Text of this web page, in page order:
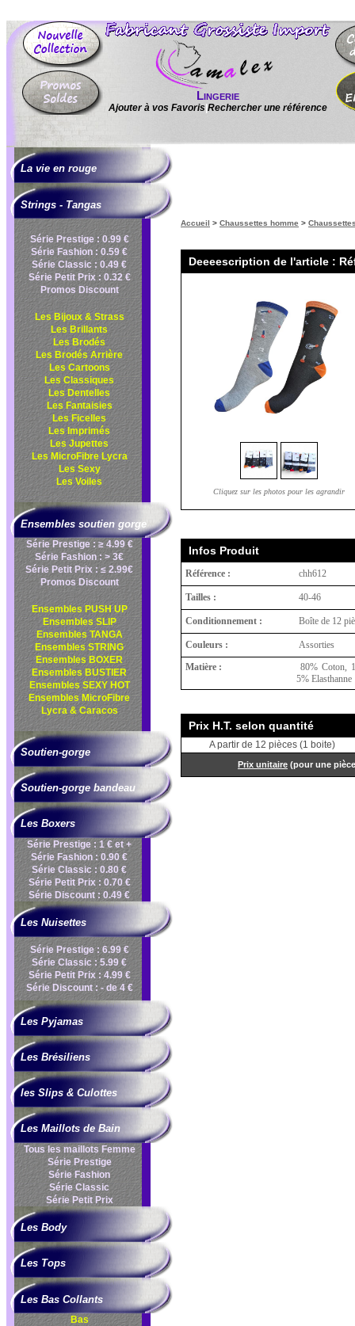
Lingerie
Ajouter à vos Favoris Rechercher une référence
La vie en rouge
Strings - Tangas
Série Prestige : 0.99 €
Série Fashion : 0.59 €
Série Classic : 0.49 €
Série Petit Prix : 0.32 €
Promos Discount
Les Bijoux & Strass
Les Brillants
Les Brodés
Les Brodés Arrière
Les Cartoons
Les Classiques
Les Dentelles
Les Fantaisies
Les Ficelles
Les Imprimés
Les Jupettes
Les MicroFibre Lycra
Les Sexy
Les Voiles
Ensembles soutien gorge
Série Prestige : ≥ 4.99 €
Série Fashion : > 3€
Série Petit Prix : ≤ 2.99€
Promos Discount
Ensembles PUSH UP
Ensembles SLIP
Ensembles TANGA
Ensembles STRING
Ensembles BOXER
Ensembles BUSTIER
Ensembles SEXY HOT
Ensembles MicroFibre
Lycra & Caracos
Soutien-gorge
Soutien-gorge bandeau
Les Boxers
Série Prestige : 1 € et +
Série Fashion : 0.90 €
Série Classic : 0.80 €
Série Petit Prix : 0.70 €
Série Discount : 0.49 €
Les Nuisettes
Série Prestige : 6.99 €
Série Classic : 5.99 €
Série Petit Prix : 4.99 €
Série Discount : - de 4 €
Les Pyjamas
Les Brésiliens
les Slips & Culottes
Les Maillots de Bain
Tous les maillots Femme
Série Prestige
Série Fashion
Série Classic
Série Petit Prix
Les Body
Les Tops
Les Bas Collants
Bas
Accueil > Chaussettes homme >
Deeeescription de l'article :
Cliquez sur les photos pour les agrandir
Infos Produit
Référence : chh612
Tailles : 40-46
Conditionnement : Boîte de 12
Couleurs :
Assorties
Matière :
80% Coton,
5% Elasthanne
Prix H.T. selon quantité
A partir de 12 pièces (1 boite)
Prix unitaire (pour une